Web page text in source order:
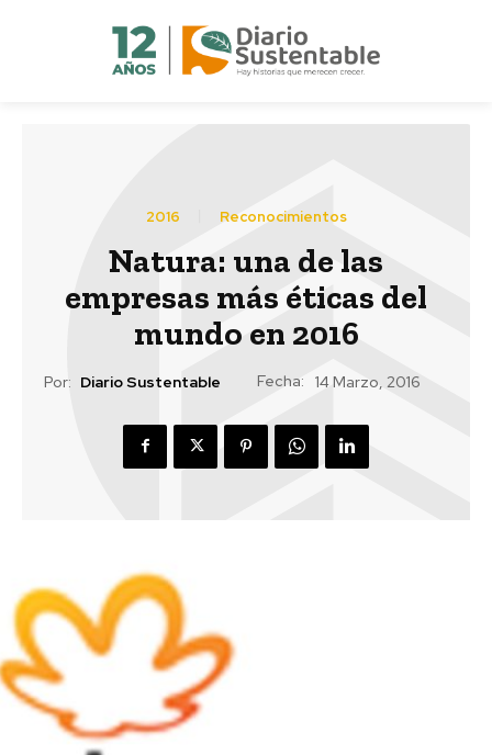
2016 Reconocimientos
Natura: una de las
empresas más éticas del
mundo en 2016
Por: Diario Sustentable Fecha: 14 Marzo, 2016